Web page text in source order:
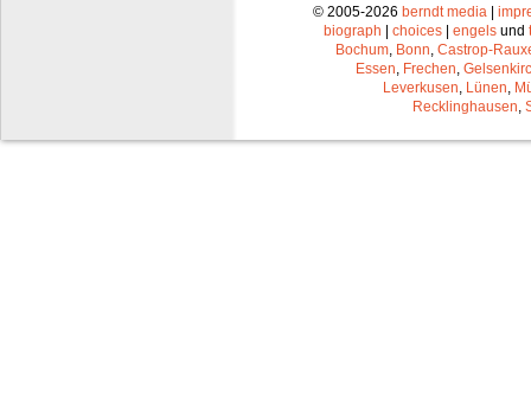
© 2005-2026 berndt media|
biograph
choices engels und
Bochum, Bonn, Castrop-
Essen, Frechen,
Leverkusen, Lünen,
Recklinghausen,